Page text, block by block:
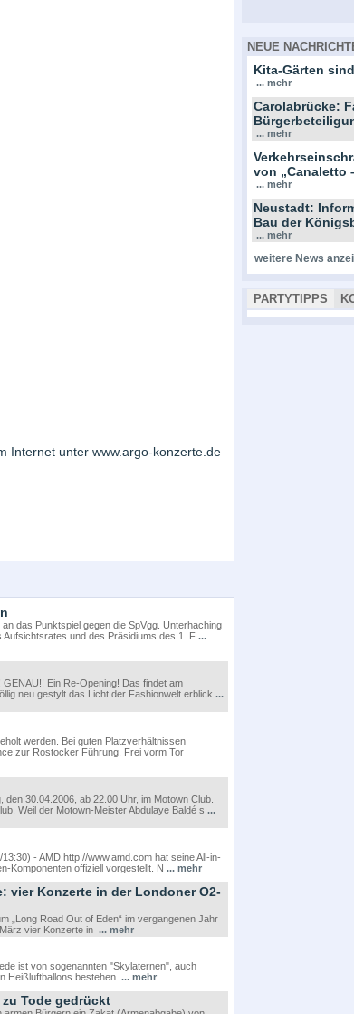
Internet unter www.argo-konzerte.de
das Punktspiel gegen die SpVgg. Unterhaching
und des Präsidiums des 1. F ...
Ein Re-Opening! Das findet am
neu gestylt das Licht der Fashionwelt erblick ...
werden. Bei guten Platzverhältnissen
zur Rostocker Führung. Frei vorm Tor
30.04.2006, ab 22.00 Uhr, im Motown Club.
Weil der Motown-Meister Abdulaye Baldé s ...
- AMD http://www.amd.com hat seine All-in-
Komponenten offiziell vorgestellt. N ... mehr
vier Konzerte in der Londoner O2-
„Long Road Out of Eden“ im vergangenen Jahr
vier Konzerte in ... mehr
ist von sogenannten "Skylaternen", auch
Heißluftballons bestehen ... mehr
Tode gedrückt
NEUE
Kita-Gärten
... mehr
Carolabrücke:
... mehr
von „Canaletto
... mehr
Neustadt:
Bau der
... mehr
weitere News
PARTYTIPPS